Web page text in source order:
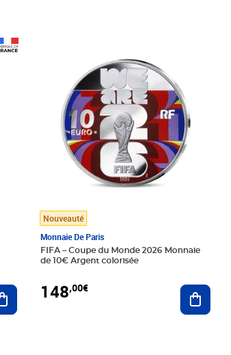
Ajouter au panier
Nouveauté
Monnaie De Paris
FIFA – Coupe du Monde 2026 Monnaie
de 10€ Argent colorisée
148,00€